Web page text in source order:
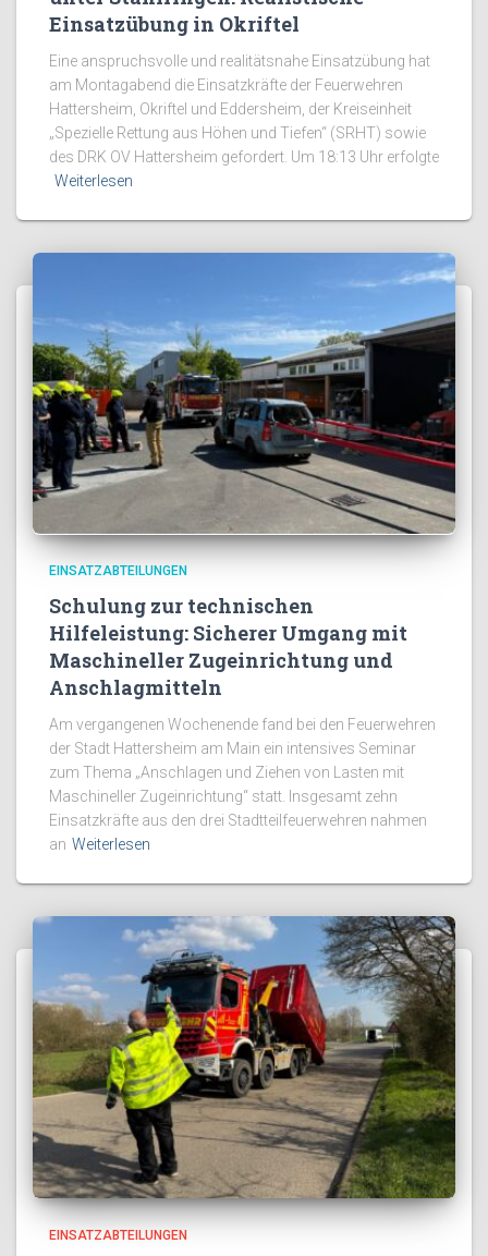
Einsatzübung in Okriftel
Eine anspruchsvolle und realitätsnahe Einsatzübung hat
am Montagabend die Einsatzkräfte der Feuerwehren
Hattersheim, Okriftel und Eddersheim, der Kreiseinheit
„Spezielle Rettung aus Höhen und Tiefen“ (SRHT) sowie
des DRK OV Hattersheim gefordert. Um 18:13 Uhr erfolgte
Weiterlesen
EINSATZABTEILUNGEN
Schulung zur technischen
Hilfeleistung: Sicherer Umgang mit
Maschineller Zugeinrichtung und
Anschlagmitteln
Am vergangenen Wochenende fand bei den Feuerwehren
der Stadt Hattersheim am Main ein intensives Seminar
zum Thema „Anschlagen und Ziehen von Lasten mit
Maschineller Zugeinrichtung“ statt. Insgesamt zehn
Einsatzkräfte aus den drei Stadtteilfeuerwehren nahmen
an Weiterlesen
EINSATZABTEILUNGEN